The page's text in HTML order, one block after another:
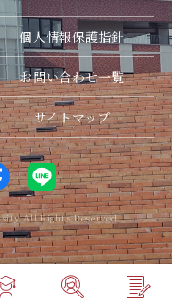
個人情報保護指針
お問い合わせ一覧
サイトマップ
All Rights Reserved.